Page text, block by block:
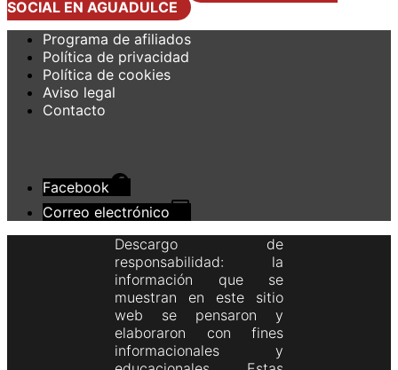
SOCIAL EN AGUADULCE
Programa de afiliados
Política de privacidad
Política de cookies
Aviso legal
Contacto
Facebook
Correo electrónico
Descargo de
responsabilidad: la
información que se
muestran en este sitio
web se pensaron y
elaboraron con fines
informacionales y